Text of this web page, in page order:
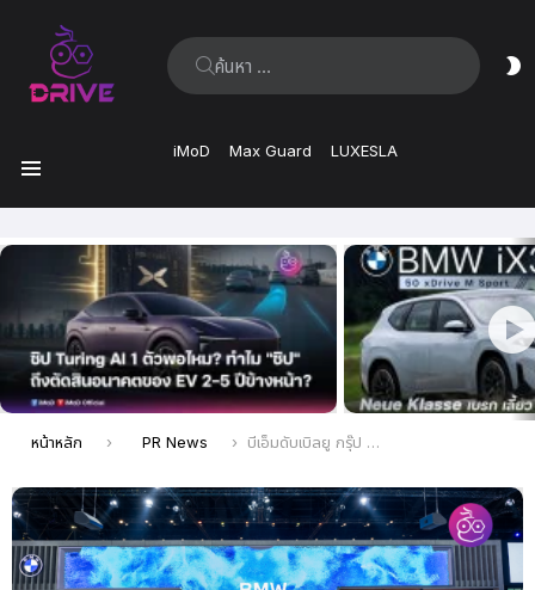
ค้นหา:
iMoD Max Guard LUXESLA
ล่าสุด
คุณอยู่ที่นี่:
หน้าหลัก PR News บีเอ็มดับเบิลยู กรุ๊ป ประเทศไทย คว้าแชมป์ผู้นำตลาดในกลุ่มรถยนต์พรีเมียมไทยต่อเนื่อง 4 ปีซ้อน